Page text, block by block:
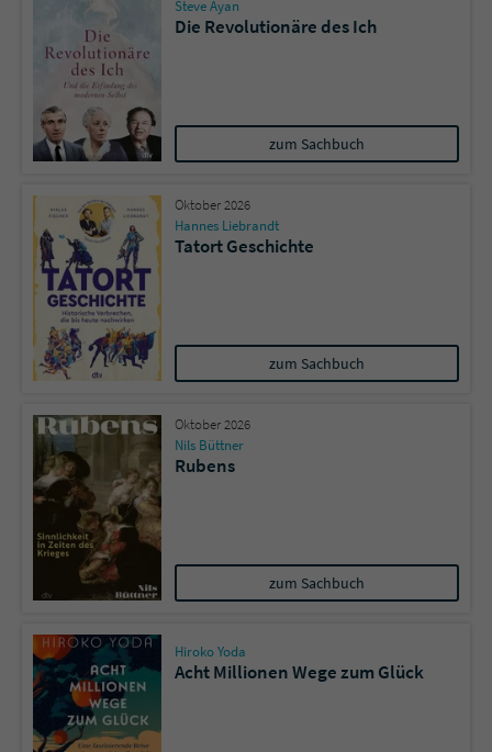
Steve Ayan
Die Revolutionäre des Ich
zum Sachbuch
Oktober 2026
Hannes Liebrandt
Tatort Geschichte
zum Sachbuch
Oktober 2026
Nils Büttner
Rubens
zum Sachbuch
Hiroko Yoda
Acht Millionen Wege zum Glück
Name
Anbieter
Laufzeit
Zweck Cookie für Kommentare einzelner Buchtitel
Name fe_typo_user
Anbieter Literatur-Couch Medien GmbH & Co. KG
Laufzeit Session
Zweck
Dieses Cookie gewährleistet die
Kommunikation der Webseite mit dem
Benutzer. Es wird benötigt um z. B. den
Sicherheitscode des Kontaktformulars zu
überprüfen.